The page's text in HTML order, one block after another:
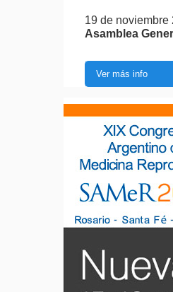
19 de noviembre
Asamblea
Ver más info